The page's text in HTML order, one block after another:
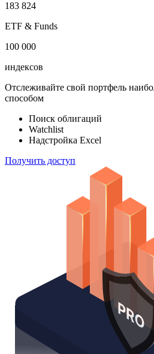
183 824
ETF & Funds
100 000
индексов
Отслеживайте свой портфель
способом
Поиск облигаций
Watchlist
Надстройка Excel
Получить доступ